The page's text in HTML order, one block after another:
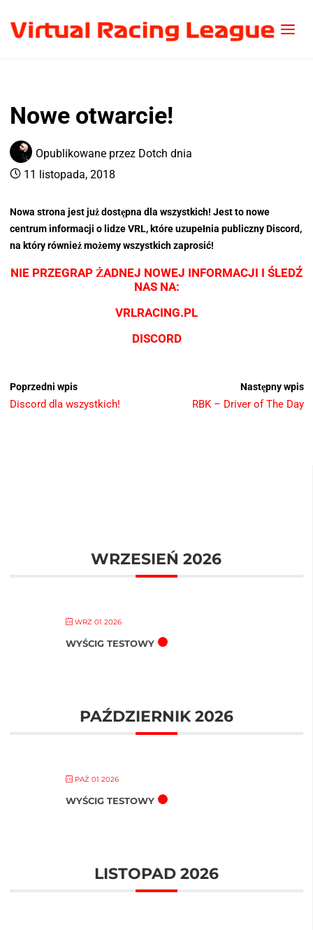
Nowe otwarcie!
Opublikowane przez Dotch dnia
11 listopada, 2018
Nowa strona jest już dostępna dla wszystkich! Jest to nowe
centrum informacji o lidze VRL, które uzupełnia publiczny Discord,
na który również możemy wszystkich zaprosić!
NIE PRZEGRAP ŻADNEJ NOWEJ INFORMACJI I ŚLEDŹ
NAS NA:
VRLRACING.PL
DISCORD
Poprzedni wpis
Discord dla wszystkich!
Następny wpis
RBK – Driver of The Day
WRZESIEŃ 2026
WRZ 01 2026
WYŚCIG TESTOWY
PAŹDZIERNIK 2026
PAŹ 01 2026
WYŚCIG TESTOWY
LISTOPAD 2026